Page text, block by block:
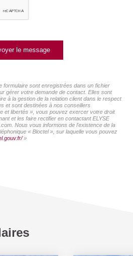
le message
formulaire sont enregistrées dans un fichier
gérer votre demande de contact. Elles sont
à la gestion de la relation client dans le respect
et sont destinées à nos conseillers
et libertés », vous pouvez exercer votre droit
et les faire rectifier en contactant ELYSE
Nous vous informons de l'existence de la
« Bloctel », sur laquelle vous pouvez
»